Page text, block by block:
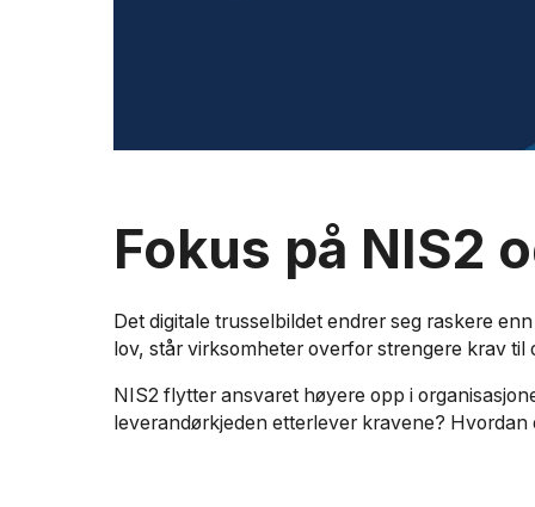
Fokus på NIS2
Det digitale trusselbildet endrer seg raskere
lov, står virksomheter overfor strengere krav
NIS2 flytter ansvaret høyere opp i
leverandørkjeden etterlever kravene?